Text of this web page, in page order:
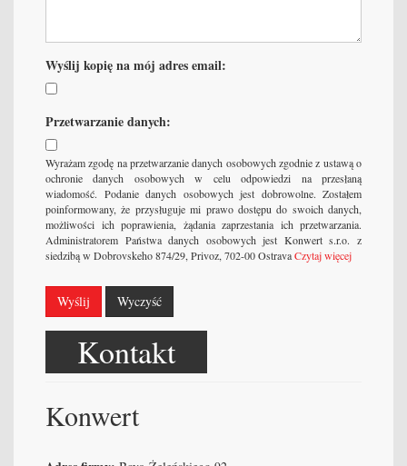
Wyślij kopię na mój adres email:
Przetwarzanie danych:
Wyrażam zgodę na przetwarzanie danych osobowych zgodnie z ustawą o
ochronie danych osobowych w celu odpowiedzi na przesłaną
wiadomość. Podanie danych osobowych jest dobrowolne. Zostałem
poinformowany, że przysługuje mi prawo dostępu do swoich danych,
możliwości ich poprawienia, żądania zaprzestania ich przetwarzania.
Administratorem Państwa danych osobowych jest Konwert s.r.o. z
siedzibą w Dobrovskeho 874/29, Privoz, 702-00 OstravaCzytaj więcej
Wyślij Wyczyść
Kontakt
Konwert